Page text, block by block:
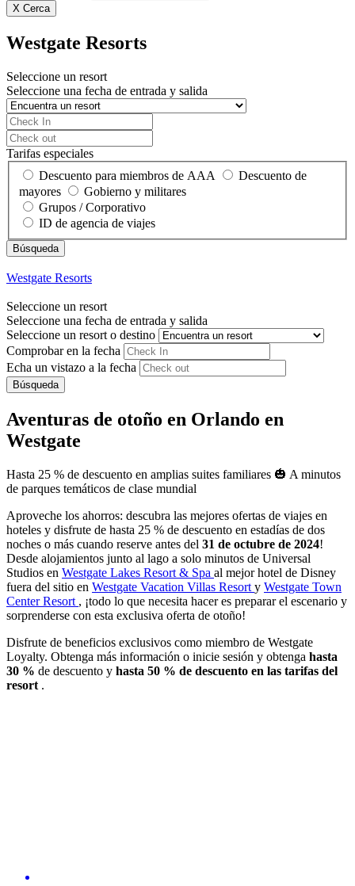
X Cerca
Westgate Resorts
Seleccione un resort
Seleccione una fecha de entrada y salida
Tarifas especiales
Descuento para miembros de AAA
Descuento de
mayores
Gobierno y militares
Grupos / Corporativo
ID de agencia de viajes
Westgate Resorts
Seleccione un resort
Seleccione una fecha de entrada y salida
Seleccione un resort o destino
Comprobar en la fecha
Echa un vistazo a la fecha
Búsqueda
Aventuras de otoño en Orlando en
Westgate
Hasta 25 % de descuento en amplias suites familiares 🎃 A minutos
de parques temáticos de clase mundial
Aproveche los ahorros: descubra las mejores ofertas de viajes en
hoteles y disfrute de hasta 25 % de descuento en estadías de dos
noches o más cuando reserve antes del 31 de octubre de 2024!
Desde alojamientos junto al lago a solo minutos de Universal
Studios en Westgate Lakes Resort & Spa al mejor hotel de Disney
fuera del sitio en Westgate Vacation Villas Resort y Westgate Town
Center Resort , ¡todo lo que necesita hacer es preparar el escenario y
sorprenderse con esta exclusiva oferta de otoño!
Disfrute de beneficios exclusivos como miembro de Westgate
Loyalty. Obtenga más información o inicie sesión y obtenga hasta
30 % de descuento y hasta 50 % de descuento en las tarifas del
resort .